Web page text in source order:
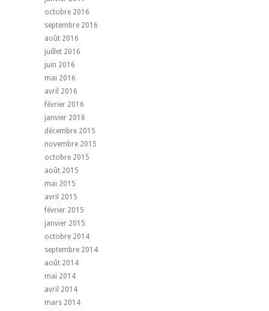
octobre 2016
septembre 2016
août 2016
juillet 2016
juin 2016
mai 2016
avril 2016
février 2016
janvier 2016
décembre 2015
novembre 2015
octobre 2015
août 2015
mai 2015
avril 2015
février 2015
janvier 2015
octobre 2014
septembre 2014
août 2014
mai 2014
avril 2014
mars 2014